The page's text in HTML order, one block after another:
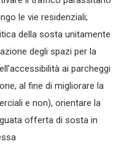
le vie residenziali;
della sosta unitamente
degli spazi per la
ai parcheggi
al fine di migliorare la
e non), orientare la
offerta di sosta in